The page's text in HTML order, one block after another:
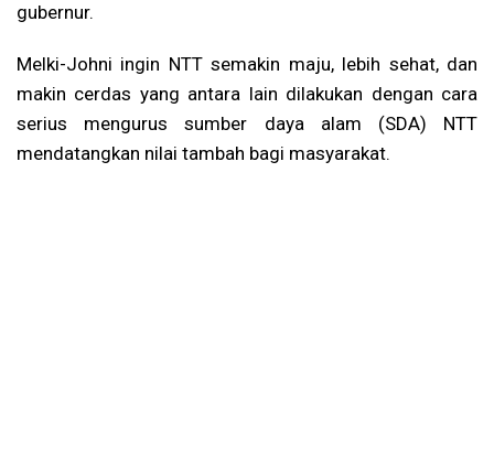
gubernur.
Melki-Johni ingin NTT semakin maju, lebih sehat, dan
makin cerdas yang antara lain dilakukan dengan cara
serius mengurus sumber daya alam (SDA) NTT
mendatangkan nilai tambah bagi masyarakat.